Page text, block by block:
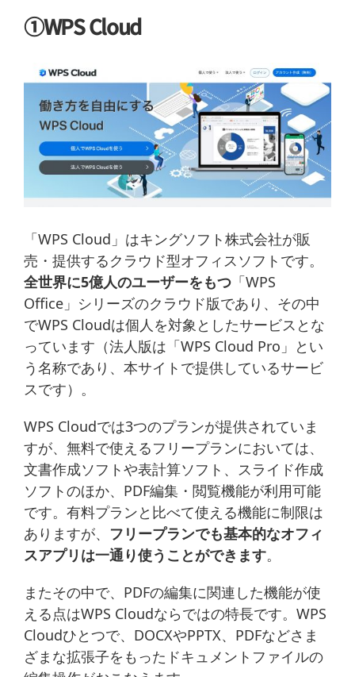
①WPS Cloud
「WPS Cloud」はキングソフト株式会社が販
売・提供するクラウド型オフィスソフトです。
全世界に5億人のユーザーをもつ 「WPS
Office」シリーズのクラウド版であり、その中
でWPS Cloudは個人を対象としたサービスとな
っています（法人版は「WPS Cloud Pro」とい
う名称であり、本サイトで提供しているサービ
スです）。
WPS Cloudでは3つのプランが提供されていま
すが、無料で使えるフリープランにおいては、
文書作成ソフトや表計算ソフト、スライド作成
ソフトのほか、PDF編集・閲覧機能が利用可能
です。有料プランと比べて使える機能に制限は
ありますが、 フリープランでも基本的なオフィ
スアプリは一通り使うことができます。
またその中で、PDFの編集に関連した機能が使
える点はWPS Cloudならではの特長です。WPS
Cloudひとつで、DOCXやPPTX、PDFなどさま
ざまな拡張子をもったドキュメントファイルの